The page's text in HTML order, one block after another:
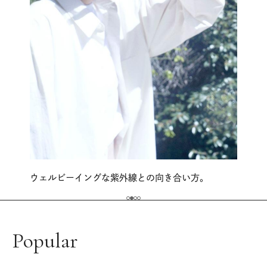
ウェルビーイングな紫外線との向き合い方。
Popular